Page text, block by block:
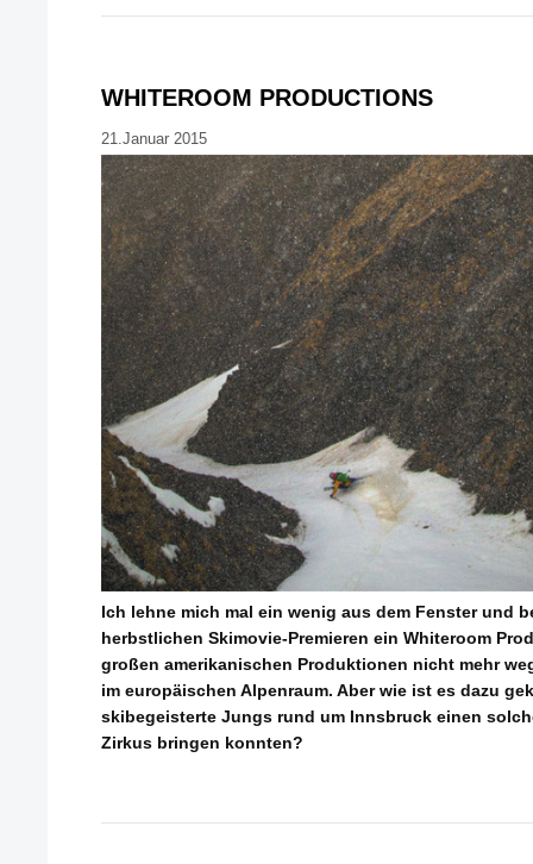
WHITEROOM PRODUCTIONS
21.Januar 2015
Ich lehne mich mal ein wenig aus dem Fenster und
herbstlichen Skimovie-Premieren ein Whiteroom
großen amerikanischen Produktionen nicht mehr
im europäischen Alpenraum. Aber wie ist es dazu
skibegeisterte Jungs rund um Innsbruck einen
Zirkus bringen konnten?